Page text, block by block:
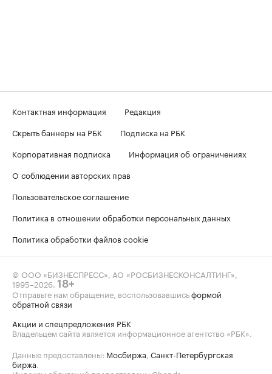
Контактная информация
Редакция
Скрыть баннеры на РБК
Подписка на РБК
Корпоративная подписка
Информация об ограничениях
О соблюдении авторских прав
Пользовательское соглашение
Политика в отношении обработки персональных данных
Политика обработки файлов cookie
© ООО «БИЗНЕСПРЕСС», АО «РОСБИЗНЕСКОНСАЛТИНГ»,
1995–2026 18+
Отправьте нам обращение, воспользовавшисьформой
обратной связи
Акции и спецпредложения РБК
Владельцем сайта является информационное агентство «РБК».
Данные предоставлены: Мосбиржа Санкт-Петербургская
биржа